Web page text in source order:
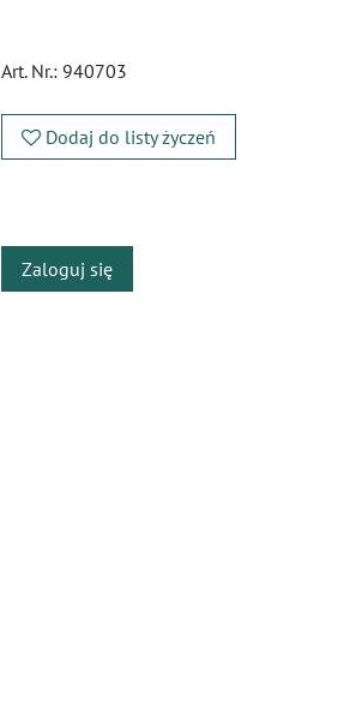
Art. Nr.: 940703
Dodaj do listy życzeń
Zaloguj się